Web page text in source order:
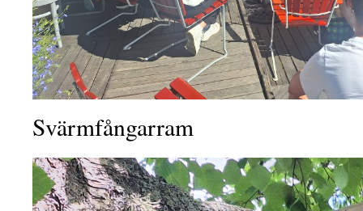
Svärmfångarram